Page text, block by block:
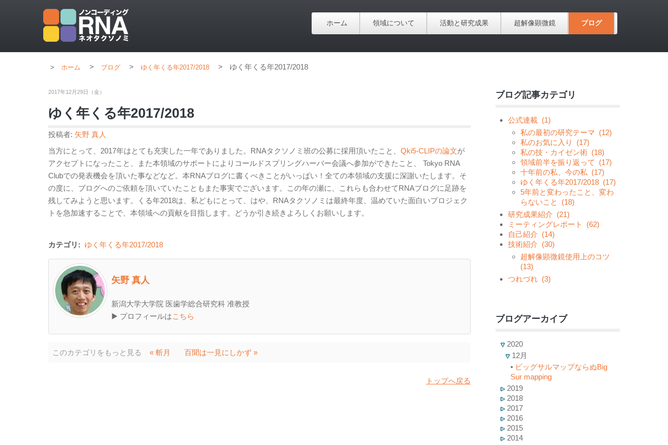
ホーム 領域について 活動と研究成果 超解像顕微鏡 ブログ
ホーム > ブログ > ゆく年くる年2017/2018 > ゆく年くる年2017/2018
2017年12月29日（金）
ゆく年くる年2017/2018
投稿者: 矢野 真人
当方にとって、2017年はとても充実した一年でありました。RNAタクソノミ班の公募に採用頂いたこと、 Qki5-CLIPの論文が
アクセプトになったこと、また本領域のサポートによりコールドスプリングハーバー会議へ参加ができたこと、 Tokyo RNA
Clubでの発表機会を頂いた事などなど。本RNAブログに書くべきことがいっぱい！全ての本領域の支援に深謝いたします。そ
の度に、ブログへのご依頼を頂いていたこともまた事実でございます。この年の瀬に、これらも合わせてRNAブログに足跡を
残してみようと思います。くる年2018は、私どもにとって、はや、RNAタクソノミは最終年度、温めていた面白いプロジェク
トを急加速することで、本領域への貢献を目指します。どうか引き続きよろしくお願いします。
カテゴリ: ゆく年くる年2017/2018
矢野 真人
新潟大学大学院 医歯学総合研究科 准教授
▶ プロフィールはこちら
このカテゴリをもっと見る « 斬月 百聞は一見にしかず »
トップへ戻る
ブログ記事カテゴリ
公式連載 (1)
私の最初の研究テーマ (12)
私のお気に入り
(17)
私の技・カイゼン術 (18)
領域前半を振り返って
(17)
十年前の私、今の私 (17)
ゆく年くる年2017/2018 (17)
5年前と変わったこと、変わ
らないこと
(18)
研究成果紹介 (21)
ミーティングレポート
(62)
自己紹介 (14)
技術紹介 (30)
超解像顕微鏡使用上のコツ
(13)
つれづれ (3)
ブログアーカイブ
2020
12月
• ビッグサルマップならぬBig
Sur mapping
2019
2018
2017
2016
2015
2014